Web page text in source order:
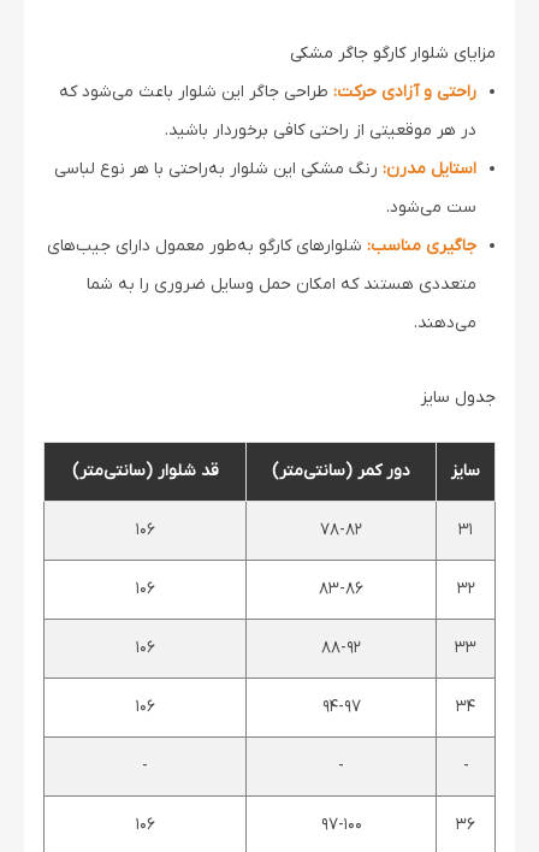
مزایای شلوار کارگو جاگر مشکی
راحتی و آزادی حرکت: طراحی جاگر این شلوار باعث می‌شود که
در هر موقعیتی از راحتی کافی برخوردار باشید.
استایل مدرن: رنگ مشکی این شلوار به‌راحتی با هر نوع لباسی
ست می‌شود.
جاگیری مناسب: شلوارهای کارگو به‌طور معمول دارای جیب‌های
متعددی هستند که امکان حمل وسایل ضروری را به شما
می‌دهند.
جدول سایز
سایز دور کمر (سانتی‌متر) قد شلوار (سانتی‌متر)
۳۱ 78-82 ۱۰۶
۳۲ 83-86 ۱۰۶
۳۳ 88-92 ۱۰۶
۳۴ 94-97 ۱۰۶
-
-
-
۳۶ 97-100 ۱۰۶